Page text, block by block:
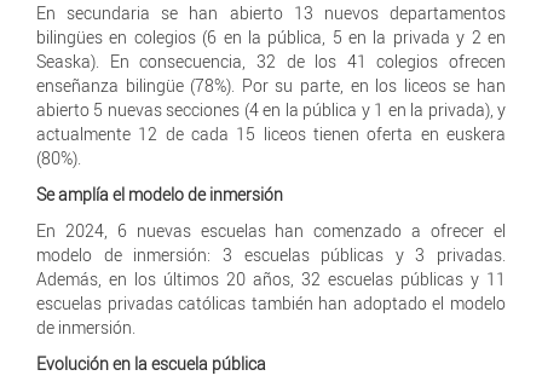
En secundaria se han abierto 13 nuevos departamentos
bilingües en colegios (6 en la pública, 5 en la privada y 2 en
Seaska). En consecuencia, 32 de los 41 colegios ofrecen
enseñanza bilingüe (78%). Por su parte, en los liceos se han
abierto 5 nuevas secciones (4 en la pública y 1 en la privada), y
actualmente 12 de cada 15 liceos tienen oferta en euskera
(80%).
Se amplía el modelo de inmersión
En 2024, 6 nuevas escuelas han comenzado a ofrecer el
modelo de inmersión: 3 escuelas públicas y 3 privadas.
Además, en los últimos 20 años, 32 escuelas públicas y 11
escuelas privadas católicas también han adoptado el modelo
de inmersión.
Evolución en la escuela pública